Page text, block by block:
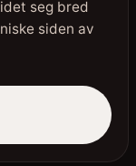
seg bred
siden av